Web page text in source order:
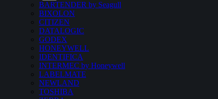
BARTENDER by Seagull
BIXOLON
CITIZEN
DATALOGIC
GODEX
HONEYWELL
IDENTIFICA
INTERMEC by Honeywell
LABELMATE
NEWLAND
TOSHIBA